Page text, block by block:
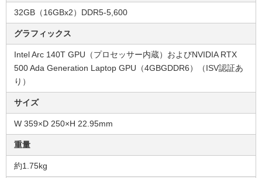
32GB（16GBx2）DDR5-5,600
グラフィックス
Intel Arc 140T GPU（プロセッサー内蔵）およびNVIDIA RTX
500 Ada Generation Laptop GPU（4GBGDDR6）（ISV認証あ
り）
サイズ
W 359×D 250×H 22.95mm
重量
約1.75kg